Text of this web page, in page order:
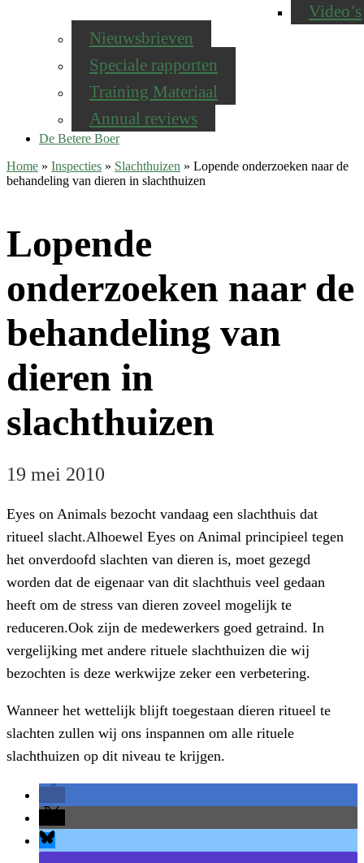
Video’s
Nieuwsbrieven
Speciale rapporten
Training Materiaal
Annual reviews
De Betere Boer
Home » Inspecties » Slachthuizen » Lopende onderzoeken naar de
behandeling van dieren in slachthuizen
Lopende
onderzoeken naar de
behandeling van
dieren in
slachthuizen
19 mei 2010
Eyes on Animals bezocht vandaag een slachthuis dat
ritueel slacht.Alhoewel Eyes on Animal principieel tegen
het onverdoofd slachten van dieren is, moet gezegd
worden dat de eigenaar van dit slachthuis veel gedaan
heeft om de stress van dieren zoveel mogelijk te
reduceren.Ook zijn de medewerkers goed getraind. In
vergelijking met andere rituele slachthuizen die wij
bezochten is deze werkwijze zeker een verbetering.
Wanneer het wettelijk blijft toegestaan dieren ritueel te
slachten zullen wij ons inspannen om alle rituele
slachthuizen op dit niveau te krijgen.